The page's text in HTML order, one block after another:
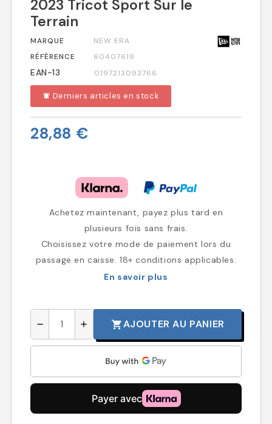
2023 Tricot Sport Sur le
Terrain
MARQUE
NEW ERA
RÉFÉRENCE
60407619
EAN-13 0197213093766
notifications_active Derniers articles en stock
28,88 €
Achetez maintenant, payez plus tard en
plusieurs fois sans frais.
Choisissez votre mode de paiement lors du
passage en caisse. 18+ conditions applicables.
En savoir plus
remove add shopping_cartAJOUTER AU PANIER